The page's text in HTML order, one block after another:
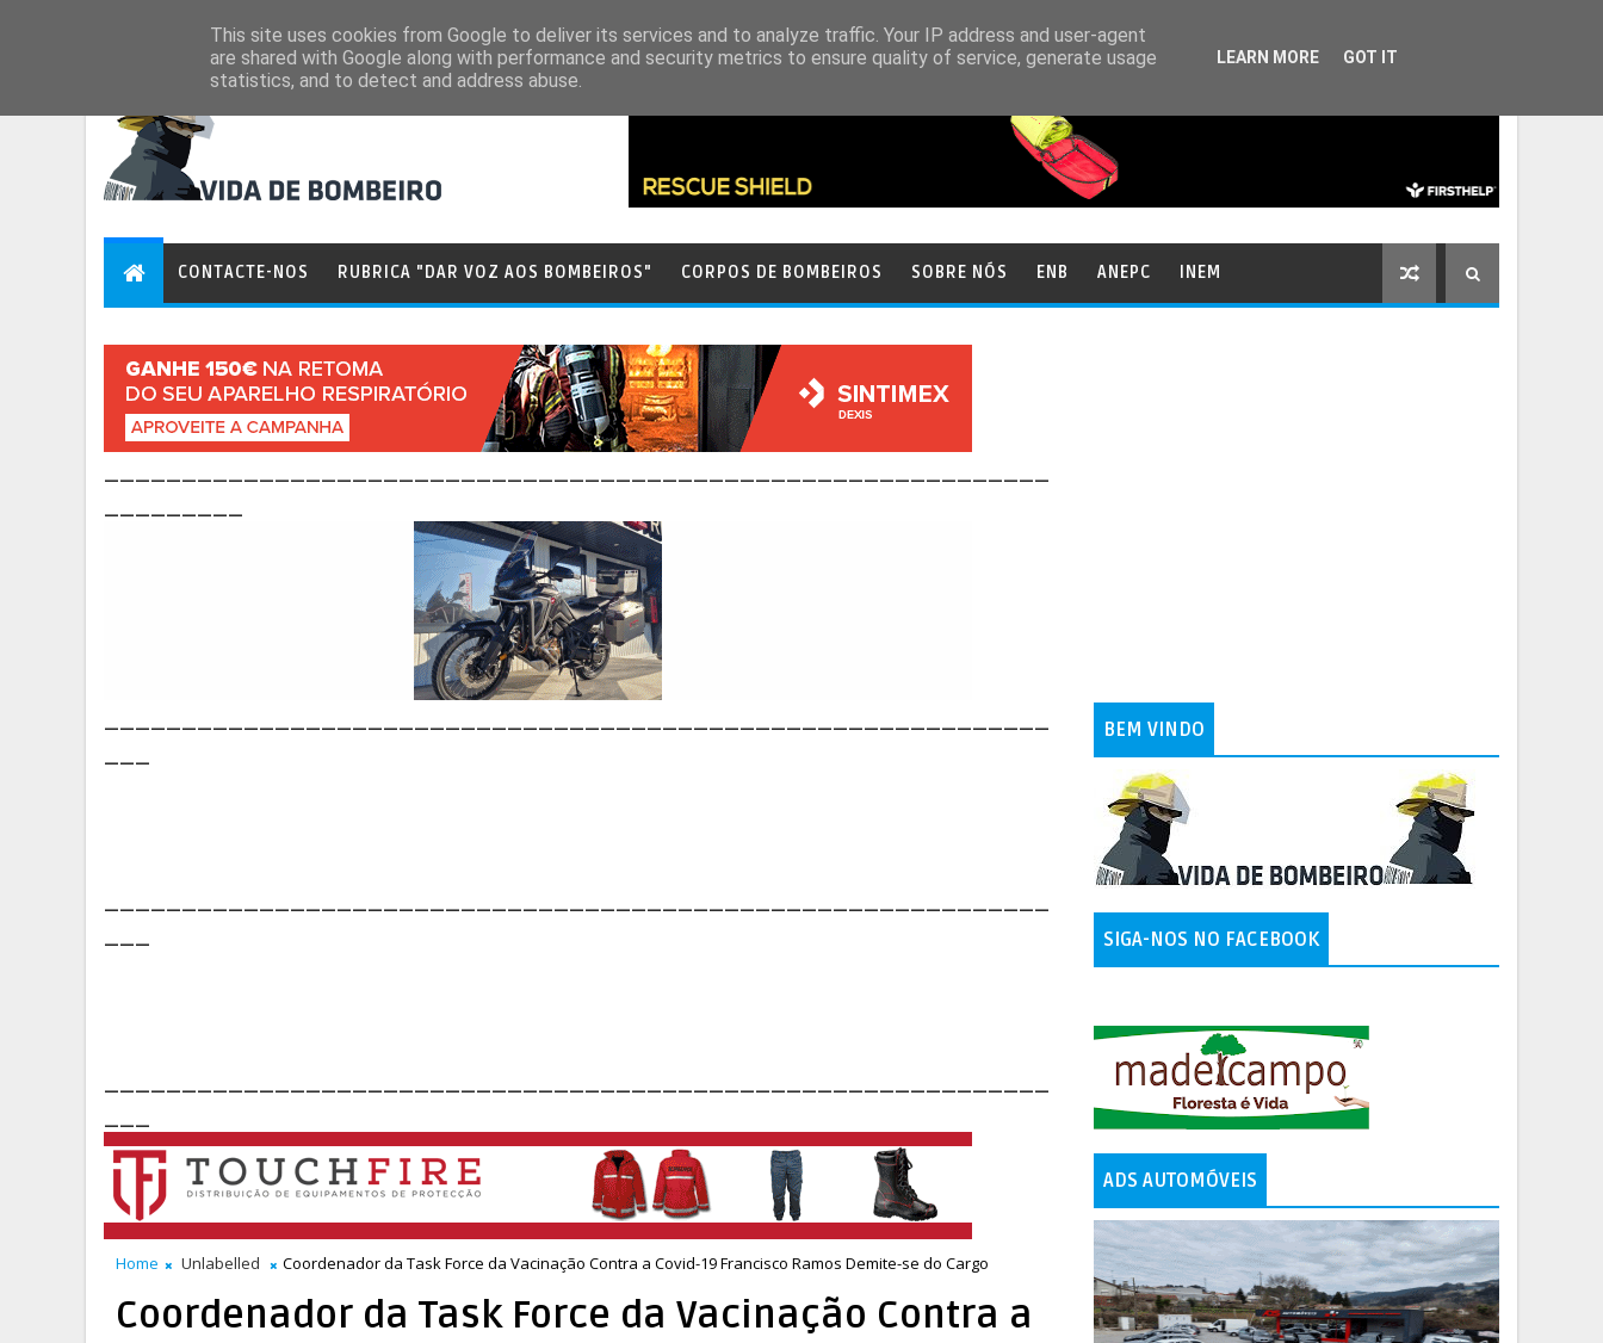
CONTACTE-NOS RUBRICA "DAR VOZ AOS BOMBEIROS" CORPOS DE BOMBEIROS SOBRE NÓS ENB ANEPC INEM
Home Unlabelled Coordenador da Task Force da Vacinação Contra a Covid-19 Francisco Ramos Demite-se do Cargo
Coordenador da Task Force da Vacinação Contra a
BEM VINDO
SIGA-NOS NO FACEBOOK
ADS AUTOMÓVEIS
This site uses cookies from Google to deliver its services and to analyze traffic. Your IP address and user-agent
are shared with Google along with performance and security metrics to ensure quality of service, generate usage
statistics, and to detect and address abuse.
LEARN MORE GOT IT